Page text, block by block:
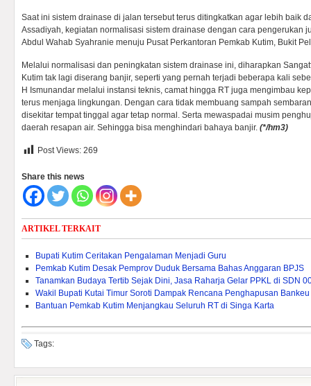
Saat ini sistem drainase di jalan tersebut terus ditingkatkan agar lebih baik
Assadiyah, kegiatan normalisasi sistem drainase dengan cara pengerukan
Abdul Wahab Syahranie menuju Pusat Perkantoran Pemkab Kutim, Bukit
Melalui normalisasi dan peningkatan sistem drainase ini, diharapkan
Kutim tak lagi diserang banjir, seperti yang pernah terjadi beberapa kali
H Ismunandar melalui instansi teknis, camat hingga RT juga mengimbau
terus menjaga lingkungan. Dengan cara tidak membuang sampah
disekitar tempat tinggal agar tetap normal. Serta mewaspadai musim
daerah resapan air. Sehingga bisa menghindari bahaya banjir. (*/hm3)
Post Views: 269
Share this news
ARTIKEL TERKAIT
Bupati Kutim Ceritakan Pengalaman Menjadi Guru
Pemkab Kutim Desak Pemprov Duduk Bersama Bahas Anggaran BPJS
Tanamkan Budaya Tertib Sejak Dini, Jasa Raharja Gelar PPKL di SDN
Wakil Bupati Kutai Timur Soroti Dampak Rencana Penghapusan
Bantuan Pemkab Kutim Menjangkau Seluruh RT di Singa Karta
Tags: